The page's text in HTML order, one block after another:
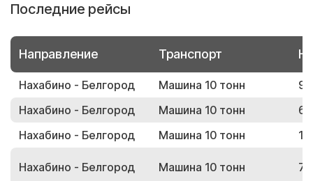
Последние рейсы
Направление Транспорт
Нахабино - Белгород Машина 10 тонн
Нахабино - Белгород
Машина 10 тонн
Нахабино - Белгород
Машина 10 тонн
Нахабино - Белгород Машина 10 тонн